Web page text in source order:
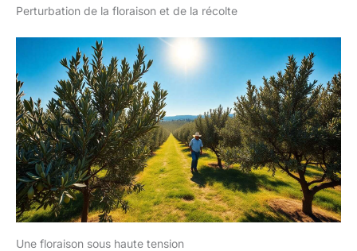
Perturbation de la floraison et de la récolte
Une floraison sous haute tension